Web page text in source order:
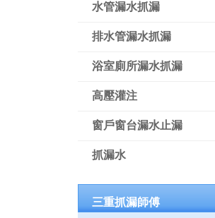
水管漏水抓漏
排水管漏水抓漏
浴室廁所漏水抓漏
高壓灌注
窗戶窗台漏水止漏
抓漏水
三重抓漏師傅